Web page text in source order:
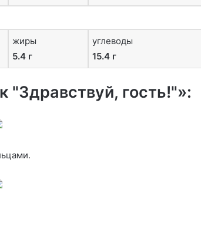
жиры
5.4 г
углеводы
15.4 г
"Здравствуй, гость!"»: